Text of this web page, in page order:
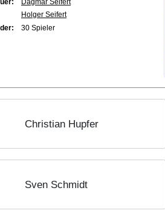
Dagmar Seifert
Holger Seifert
30 Spieler
Christian Hupfer
Sven Schmidt